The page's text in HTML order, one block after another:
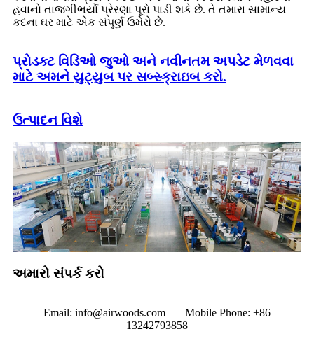
હવાનો તાજગીભર્યો પ્રેરણા પૂરો પાડી શકે છે. તે તમારા સામાન્ય
કદના ઘર માટે એક સંપૂર્ણ ઉમેરો છે.
પ્રોડક્ટ વિડિઓ જુઓ અને નવીનતમ અપડેટ મેળવવા
માટે અમને યુટ્યુબ પર સબ્સ્ક્રાઇબ કરો.
ઉત્પાદન વિશે
અમારો સંપર્ક કરો
Email: info@airwoods.com Mobile Phone: +86
13242793858‬